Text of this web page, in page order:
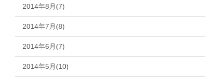
2014年8月(7)
2014年7月(8)
2014年6月(7)
2014年5月(10)